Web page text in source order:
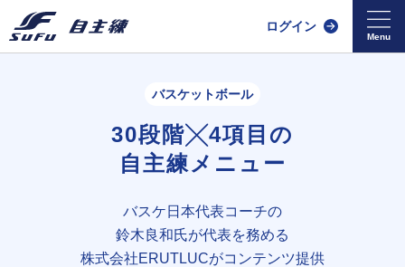
ログイン
バスケットボール
30段階╳4項目の
自主練メニュー
バスケ日本代表コーチの
鈴木良和氏が代表を務める
株式会社ERUTLUCがコンテンツ提供